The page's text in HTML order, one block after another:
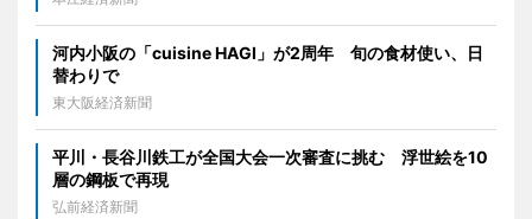
河内小阪の「cuisine HAGI」が2周年 旬の食材使い、日
替わりで
東大阪経済新聞
平川・長谷川鉄工が全国大会一次審査に挑む 浮世絵を10
層の鋼板で再現
弘前経済新聞